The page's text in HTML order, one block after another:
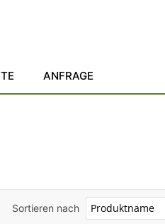
ANFRAGE
Sortieren nach